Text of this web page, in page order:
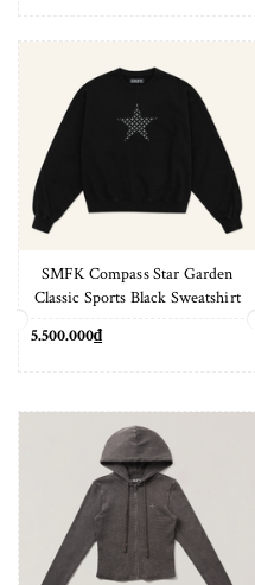
SMFK Compass Star Garden
Classic Sports Black Sweatshirt
5.500.000₫